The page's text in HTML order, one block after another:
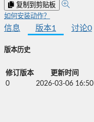
复制到剪贴板
如何安装动作？
信息 版本1 讨论0
版本历史
修订版本 更新时间
0
2026-03-06 16:50